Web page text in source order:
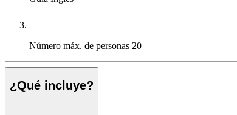
Número máx. de personas 20
¿Qué incluye?